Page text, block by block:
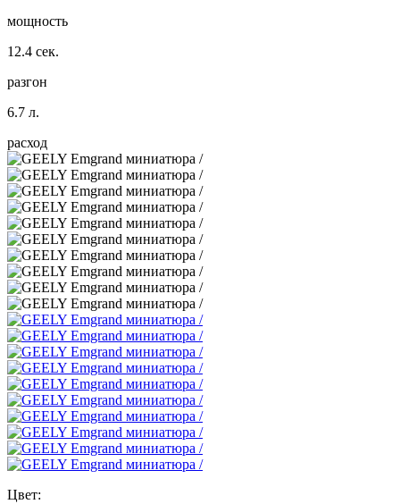
мощность
12.4 сек.
разгон
6.7 л.
расход
Цвет: